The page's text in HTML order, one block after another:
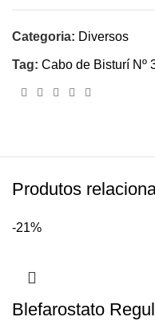
Categoria: Diversos
Tag: Cabo de Bisturí Nº
Produtos
-21%
Blefarostato